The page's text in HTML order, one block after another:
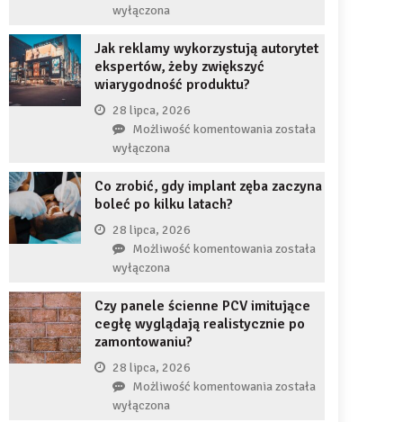
braku
zęba
chroni
wyłączona
Jak reklamy wykorzystują autorytet
ekspertów, żeby zwiększyć
wiarygodność produktu?
28 lipca, 2026
Możliwość komentowaniaJak
autorytet
zwiększyć
została
wyłączona
Co zrobić, gdy implant zęba zaczyna
boleć po kilku latach?
28 lipca, 2026
Możliwość komentowaniaCo
implant
zęba
została
wyłączona
Czy panele ścienne PCV imitujące
cegłę wyglądają realistycznie po
zamontowaniu?
28 lipca, 2026
Możliwość komentowaniaCzy
została
wyłączona